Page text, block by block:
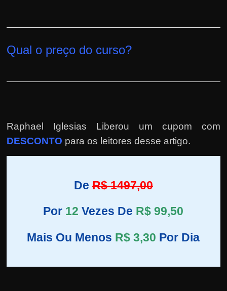
Qual o preço do curso?
Raphael Iglesias Liberou um cupom com
DESCONTO para os leitores desse artigo.
De R$ 1497,00
Por 12 Vezes De R$ 99,50
Mais Ou Menos R$ 3,30 Por Dia